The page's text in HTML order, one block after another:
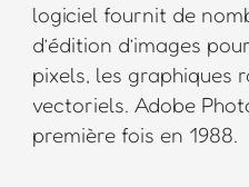
logiciel fournit de
d’édition d’images
pixels, les graphiques
vectoriels. Adobe
première fois en 1988.